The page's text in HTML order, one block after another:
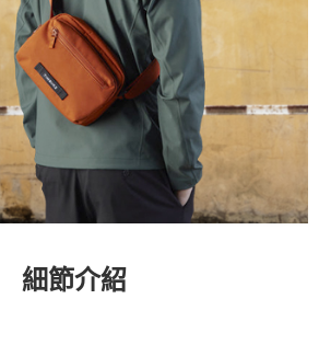
細節介紹